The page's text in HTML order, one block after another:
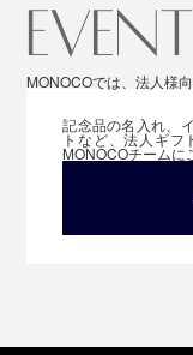
MONOCOでは、法人様
記念品の名入れ、
トなど、法人ギフ
MONOCOチームに